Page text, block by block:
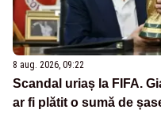
8 aug. 2026, 09:22
Scandal uriaș la FIFA.
ar fi plătit o sumă de